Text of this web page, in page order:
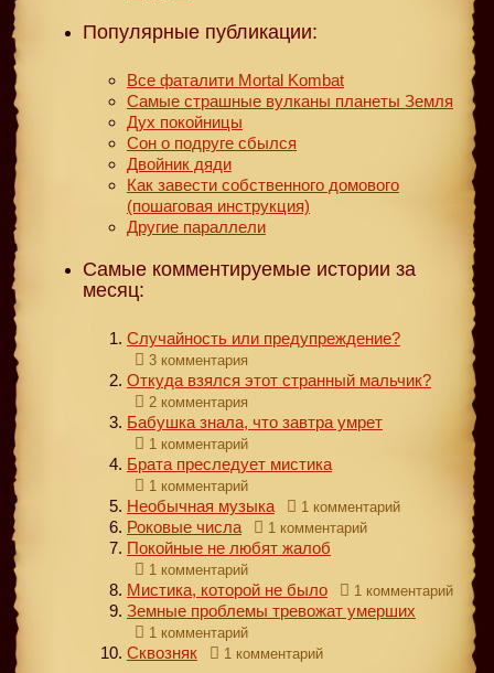
Популярные публикации:
Все фаталити Mortal Kombat
Самые страшные вулканы планеты Земля
Дух покойницы
Сон о подруге сбылся
Двойник дяди
Как завести собственного домового
(пошаговая инструкция)
Другие параллели
Самые комментируемые истории за
месяц:
Случайность или предупреждение?
3 комментария
Откуда взялся этот странный мальчик?
2 комментария
Бабушка знала, что завтра умрет
1 комментарий
Брата преследует мистика
1 комментарий
Необычная музыка 1 комментарий
Роковые числа 1 комментарий
Покойные не любят жалоб
1 комментарий
Мистика, которой не было 1 комментарий
Земные проблемы тревожат умерших
1 комментарий
Сквозняк 1 комментарий